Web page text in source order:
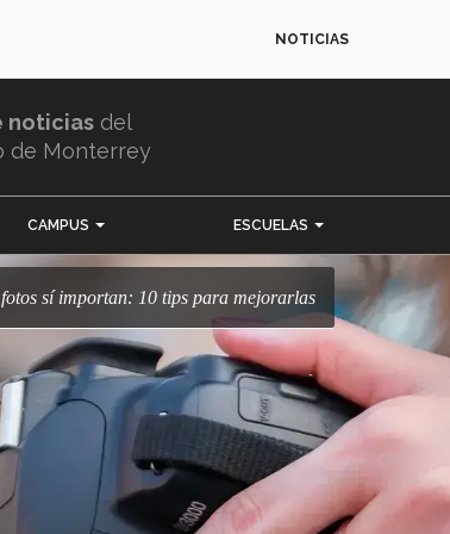
NOTICIAS
noticias del
de Monterrey
CAMPUS ESCUELAS
fotos sí importan: 10 tips para mejorarlas